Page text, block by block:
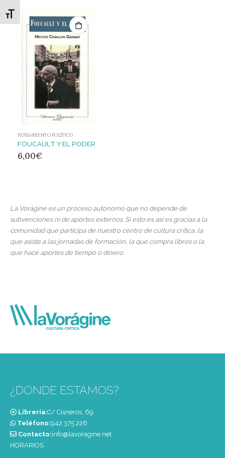
Alternar tamaño de letra
PENSAMIENTO POLÍTICO
FOUCAULT Y EL PODER
6,00€
La Vorágine es un proceso autónomo que no depende de
subvenciones ni de aportes externos. Si esto es así es gracias a la
comunidad que participa de nuestro centro de cultura crítica, la
que asiste a las jornadas de formación, la que compra libros o la
que hace aportes de tiempo o dinero.
¿DONDE ESTAMOS?
Librería:C/ Cisneros, 69
Teléfono:‭942 375 226‬
Contacto:info@lavoragine.net
HORARIOS